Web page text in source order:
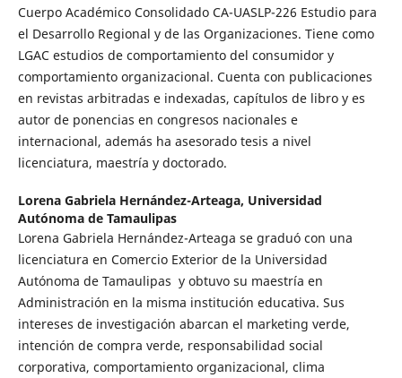
Cuerpo Académico Consolidado CA-UASLP-226 Estudio para
el Desarrollo Regional y de las Organizaciones. Tiene como
LGAC estudios de comportamiento del consumidor y
comportamiento organizacional. Cuenta con publicaciones
en revistas arbitradas e indexadas, capítulos de libro y es
autor de ponencias en congresos nacionales e
internacional, además ha asesorado tesis a nivel
licenciatura, maestría y doctorado.
Lorena Gabriela Hernández-Arteaga, Universidad
Autónoma de Tamaulipas
Lorena Gabriela Hernández-Arteaga se graduó con una
licenciatura en Comercio Exterior de la Universidad
Autónoma de Tamaulipas y obtuvo su maestría en
Administración en la misma institución educativa. Sus
intereses de investigación abarcan el marketing verde,
intención de compra verde, responsabilidad social
corporativa, comportamiento organizacional, clima